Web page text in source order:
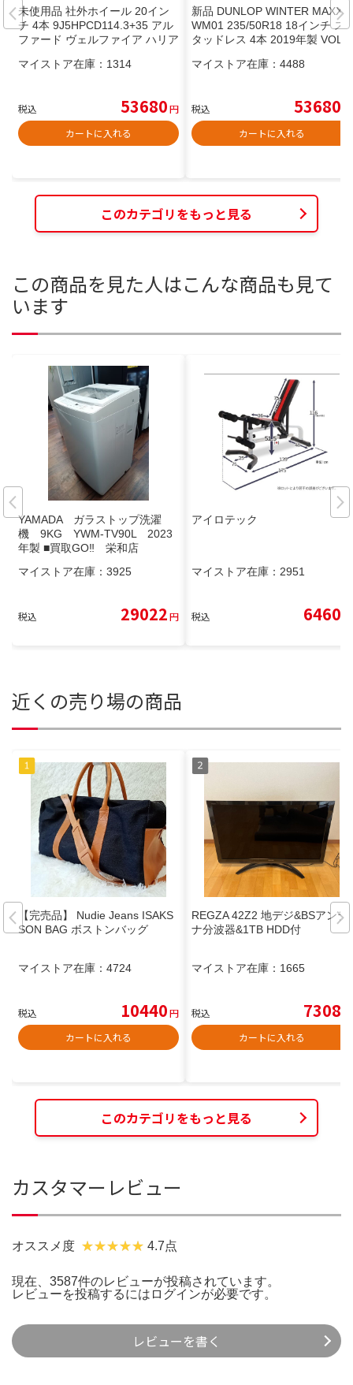
未使用品 社外ホイール 20イン
チ 4本 9J5HPCD114.3+35 アル
ファード ヴェルファイア ハリア
ド QR決済可能
マイストア在庫： 1314
税込 53680円
カートに入れる
新品 DUNLOP WINTER MAXX
WM01 235/50R18 18インチ ス
タッドレス 4本 2019年製 VOLV
等 (JR32) クレジットカード Q
マイストア在庫： 4488
税込 53680
カートに入れる
このカテゴリをもっと見る
この商品を見た人はこんな商品も見て
います
YAMADA ガラストップ洗濯
機 9KG YWM-TV90L 2023
年製 ■買取GO‼ 栄和店
マイストア在庫： 3925
税込 29022円
アイロテック
マイストア在庫： 2951
税込 6460
近くの売り場の商品
【完売品】 Nudie Jeans ISAKS
SON BAG ボストンバッグ
マイストア在庫： 4724
税込 10440円
カートに入れる
REGZA 42Z2 地デジ&BSアンテ
ナ分波器&1TB HDD付
マイストア在庫： 1665
税込 7308
カートに入れる
このカテゴリをもっと見る
カスタマーレビュー
オススメ度 4.7点
現在、3587件のレビューが投稿されています。
レビューを投稿するには ログインが必要です。
レビューを書く